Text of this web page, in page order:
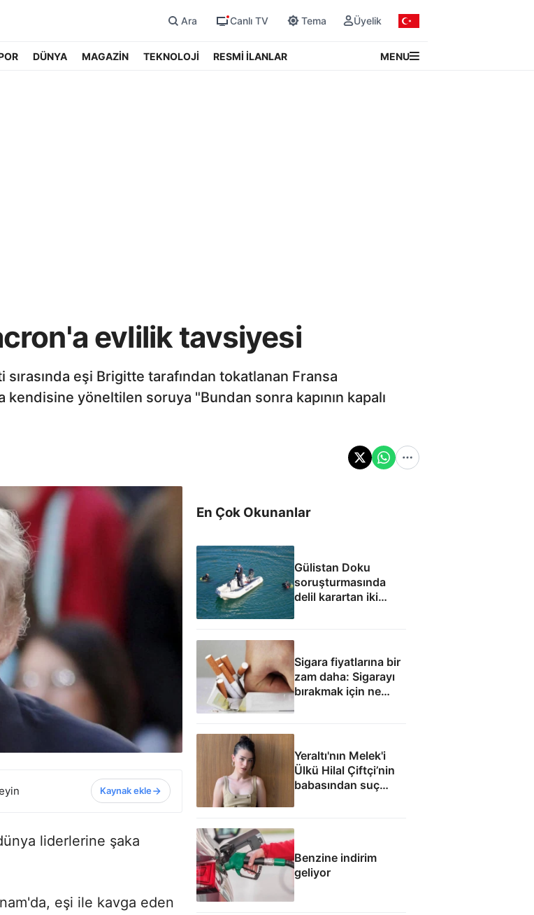
Ara Canlı TV Tema Üyelik
DÜNYA MAGAZİN TEKNOLOJİ RESMİ İLANLAR MENU
evlilik tavsiyesi
eşi Brigitte tarafından tokatlanan Fransa
yöneltilen soruya "Bundan sonra kapının kapalı
Kaynak ekle
liderlerine şaka
eşi ile kavga eden
En Çok Okunanlar
Gülistan Doku
soruşturmasında
delil karartan iki
Sigara fiyatlarına bir
zam daha: Sigarayı
bırakmak için ne
Yeraltı'nın Melek'i
Ülkü Hilal Çiftçi’nin
babasından suç
yaşadı
Benzine indirim
geliyor